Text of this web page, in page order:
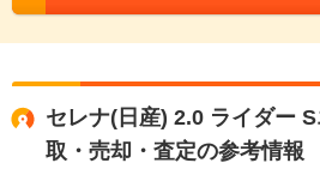
セレナ(日産) 2.0 ライダー
取・売却・査定の参考情報